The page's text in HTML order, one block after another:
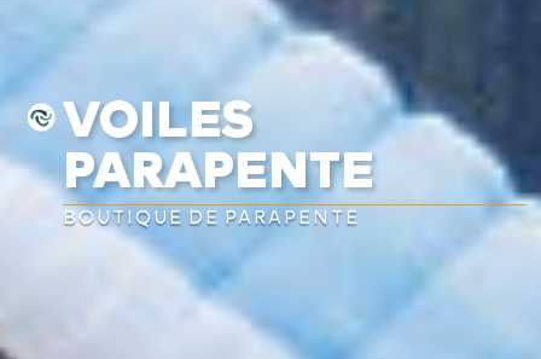
VOILES
PARAPENTE
BOUTIQUE DE PARAPENTE